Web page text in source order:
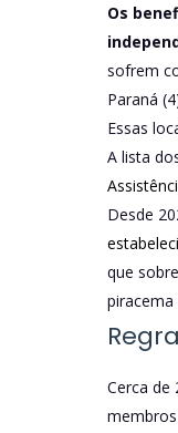
Os
sofrem
Paraná
Essas
A lista
Desde
que
piracema
Cerca de